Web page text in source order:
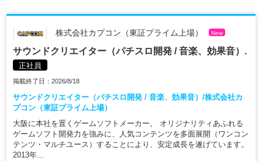
株式会社カプコン（東証プライム上場） New
サウンドクリエイター（パチスロ開発 / 音楽、効果音）.
正社員
掲載終了日：2026/8/18
サウンドクリエイター（パチスロ開発 / 音楽、効果音）/株式会社カ
プコン（東証プライム上場）
大阪に本社を置くゲームソフトメーカー。 オリジナリティあふれる
ゲームソフト開発力を強みに、人気コンテンツを多面展開（ワンコン
テンツ・マルチユース）することにより、安定成長を遂げています。
2013年...